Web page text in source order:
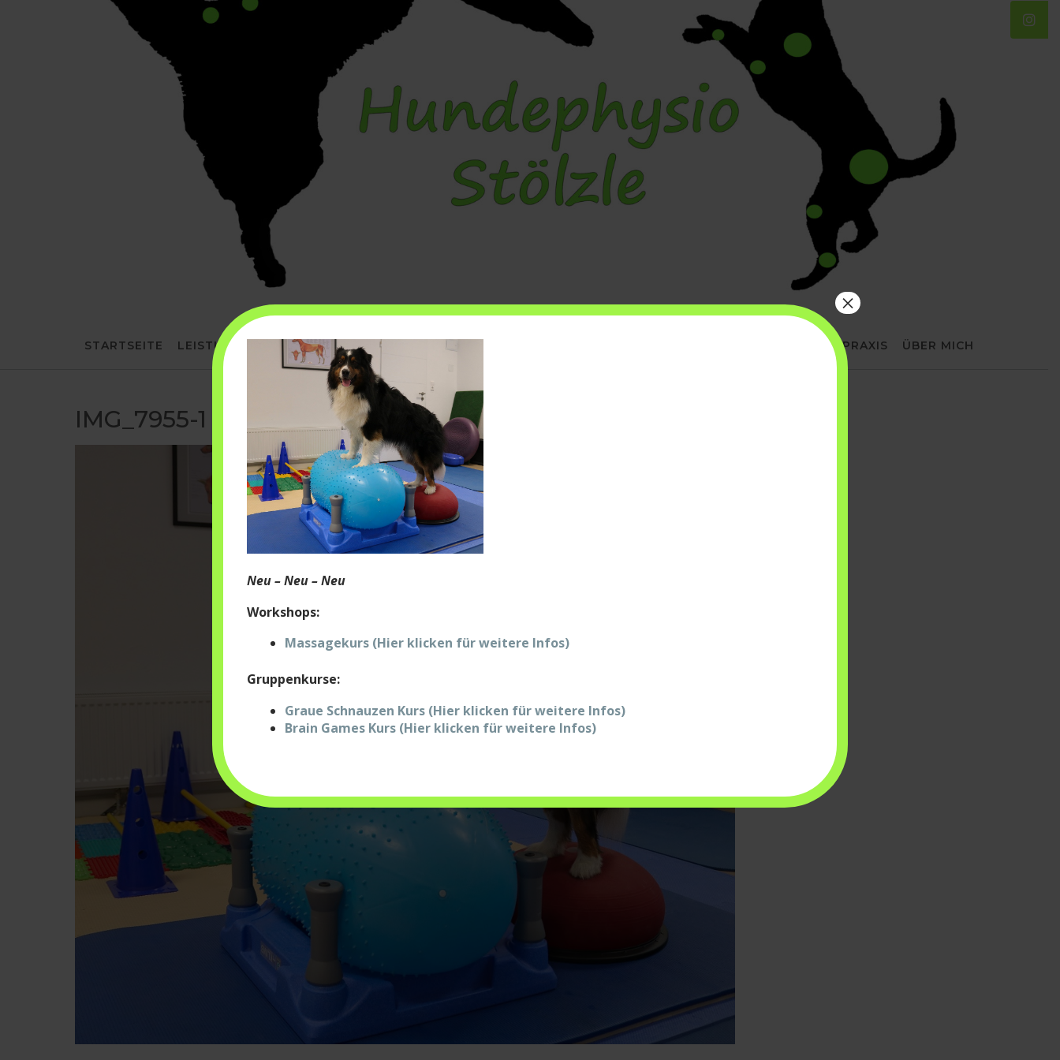
STARTSEITE LEISTUNGEN UNTERWASSERLAUFBAND PRAXIS ÜBER MICH
IMG_7955-1
Neu – Neu – Neu
Workshops:
Massagekurs (Hier klicken für weitere Infos)
Gruppenkurse:
Graue Schnauzen Kurs (Hier klicken für weitere Infos)
Brain Games Kurs (Hier klicken für weitere Infos)
×